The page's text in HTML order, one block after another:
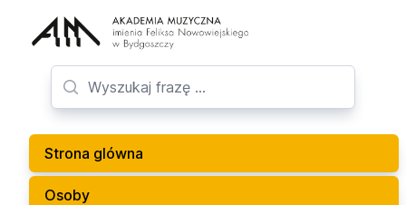
Strona glówna
Osoby